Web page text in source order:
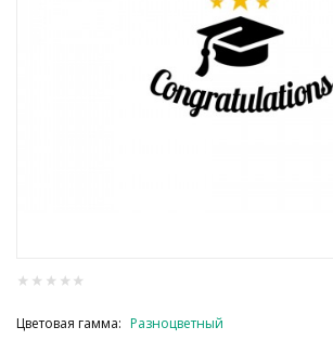
Цветовая гамма: Разноцветный